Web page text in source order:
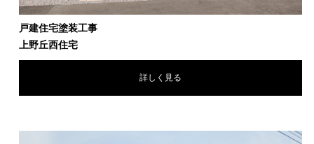
戸建住宅塗装工事
上野丘西住宅
詳しく見る